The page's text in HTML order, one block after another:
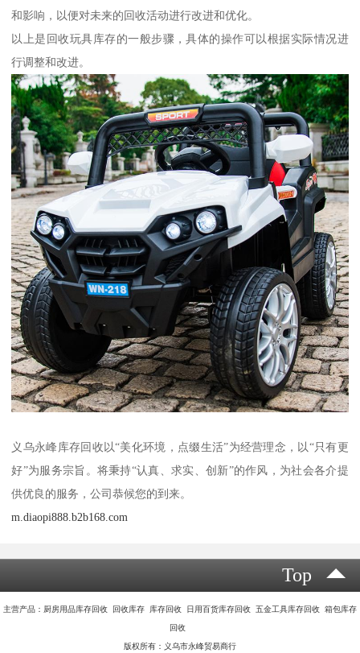
和影响，以便对未来的回收活动进行改进和优化。
以上是回收玩具库存的一般步骤，具体的操作可以根据实际情况进
行调整和改进。
义乌永峰库存回收以“美化环境，点缀生活”为经营理念，以“只有更
好”为服务宗旨。将秉持“认真、求实、创新”的作风，为社会各介提
供优良的服务，公司恭候您的到来。
m.diaopi888.b2b168.com
Top
主营产品：厨房用品库存回收 回收库存 库存回收 日用百货库存回收 五金工具库存回收 箱包库存
回收
版权所有：义乌市永峰贸易商行